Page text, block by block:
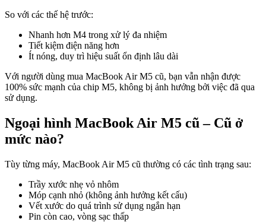
So với các thế hệ trước:
Nhanh hơn M4 trong xử lý đa nhiệm
Tiết kiệm điện năng hơn
Ít nóng, duy trì hiệu suất ổn định lâu dài
Với người dùng mua MacBook Air M5 cũ, bạn vẫn nhận được
100% sức mạnh của chip M5, không bị ảnh hưởng bởi việc đã qua
sử dụng.
Ngoại hình MacBook Air M5 cũ – Cũ ở
mức nào?
Tùy từng máy, MacBook Air M5 cũ thường có các tình trạng sau:
Trầy xước nhẹ vỏ nhôm
Móp cạnh nhỏ (không ảnh hưởng kết cấu)
Vết xước do quá trình sử dụng ngắn hạn
Pin còn cao, vòng sạc thấp